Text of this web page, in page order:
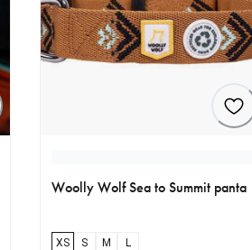
Woolly Wolf Sea to Summit panta
XS S M L